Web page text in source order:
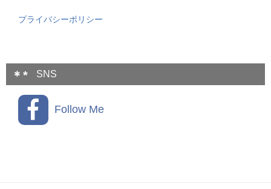
プライバシーポリシー
SNS
Follow Me